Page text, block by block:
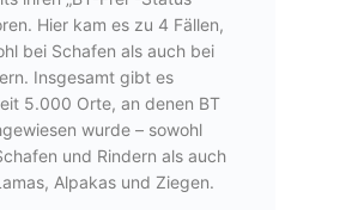
Hier kam es zu 4 Fällen,
bei Schafen als auch bei
Insgesamt gibt es
5.000 Orte, an denen BT
wurde – sowohl
und Rindern als auch
Alpakas und Ziegen.